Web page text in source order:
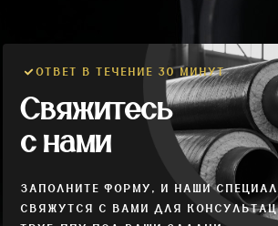
ОТВЕТ В ТЕЧЕНИЕ 30 МИНУТ
Свяжитесь
с нами
ЗАПОЛНИТЕ ФОРМУ, И НАШИ
СВЯЖУТСЯ С ВАМИ ДЛЯ